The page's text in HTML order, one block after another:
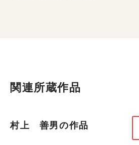
関連所蔵作品
村上 善男の作品